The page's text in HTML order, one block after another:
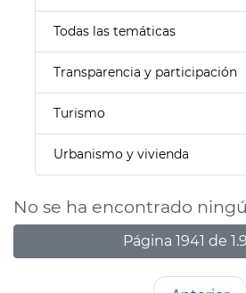
Todas las temáticas
Transparencia y participación
Turismo
Urbanismo y vivienda
No se ha encontrado
Página 1941 de